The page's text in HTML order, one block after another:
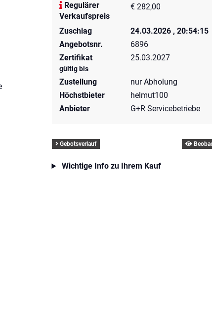
Regulärer
Verkaufspreis
€ 282,00
Zuschlag
24.03.2026 , 20:54:15
Angebotsnr.
6896
Zertifikat
gültig bis
25.03.2027
Zustellung
nur Abholung
Höchstbieter
helmut100
Anbieter
G+R Servicebetriebe
Gebotsverlauf
Wichtige Info zu Ihrem Kauf